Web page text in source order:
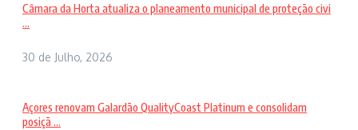
Câmara da Horta atualiza o planeamento municipal de proteção civi
...
30 de Julho, 2026
Açores renovam Galardão QualityCoast Platinum e consolidam
posiçã ...